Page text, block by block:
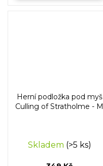
Herní podložka pod myš
Culling of Stratholme - M
Skladem (>5 ks)